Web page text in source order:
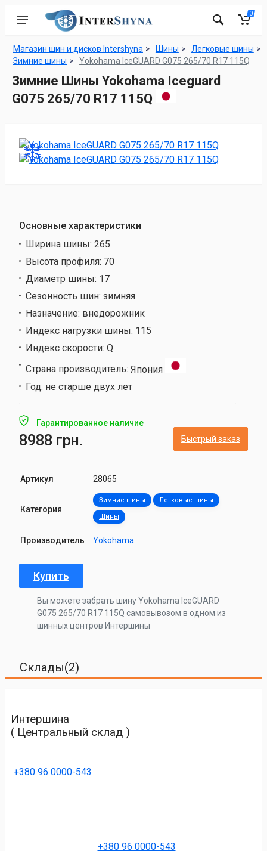
0
Магазин шин и дисков Intershyna Шины
Легковые шины
Зимние шины
Yokohama IceGUARD G075 265/70 R17 115Q
Зимние Шины Yokohama Iceguard
G075 265/70 R17 115Q
Основные характеристики
Ширина шины: 265
Высота профиля: 70
Диаметр шины: 17
Сезонность шин: зимняя
Назначение: внедорожник
Индекс нагрузки шины: 115
Индекс скорости: Q
Страна производитель: Япония
Год: не старше двух лет
Гарантированное наличие
8988 грн. Быстрый заказ
Артикул 28065
Категория
Зимние шины Легковые шины
Шины
Производитель Yokohama
Купить
Вы можете забрать шину Yokohama IceGUARD
G075 265/70 R17 115Q самовывозом в одном из
шинных центров Интершины
Склады(2)
Интершина
( Центральный склад )
+380 96 0000-543
+380 96 0000-543